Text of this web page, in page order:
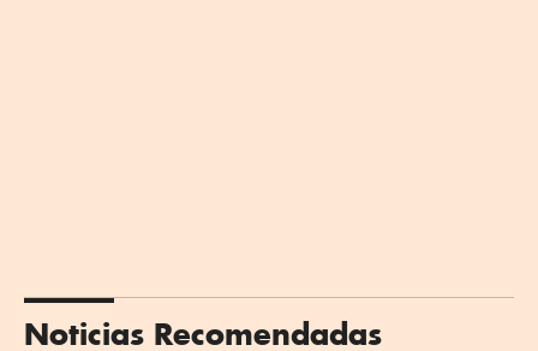
Noticias Recomendadas